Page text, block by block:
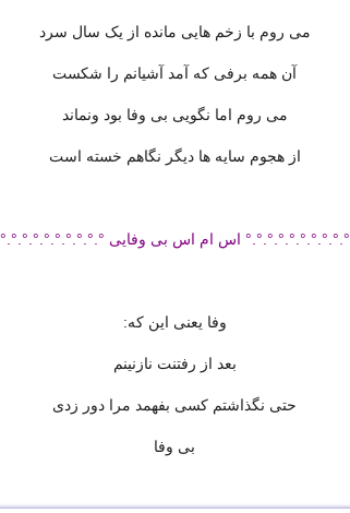
می روم با زخم هایی مانده از یک سال سرد
آن همه برفی که آمد آشیانم را شکست
می روم اما نگویی بی وفا بود ونماند
از هجوم سایه ها دیگر نگاهم خسته است
°.°.°.°.°.°.°.°.°.° اس ام اس بی وفایی °.°.°.°.°.°.°.°.°.°
وفا یعنی این که:
بعد از رفتنت نازنینم
حتی نگذاشتم کسی بفهمد مرا دور زدی
بی وفا